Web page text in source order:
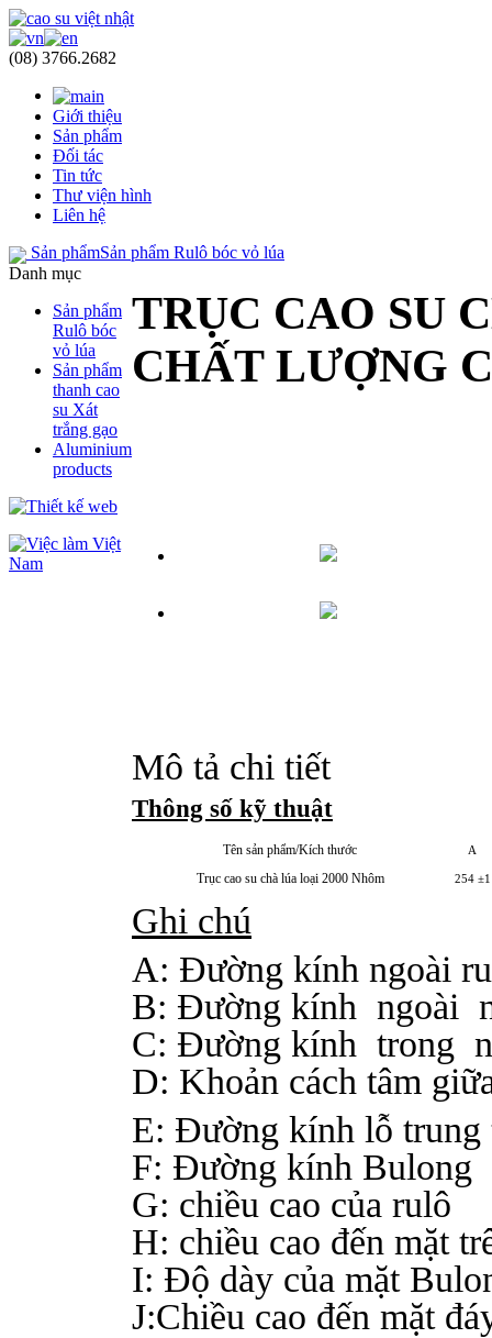
(08) 3766.2682
Giới thiệu
Sản phẩm
Đối tác
Tin tức
Thư viện hình
Liên hệ
Sản phẩmSản phẩm Rulô bóc vỏ lúa
Danh mục
Sản phẩm
Rulô bóc
vỏ lúa
Sản phẩm
thanh cao
su Xát
trắng gạo
Aluminium
products
TRỤC CAO SU
CHẤT LƯỢNG
Mô tả chi tiết
Thông số kỹ thuật
Tên sản phẩm/Kích thước A
Trục cao su chà lúa loại 2000 Nhôm 254 ±1
Ghi chú
A: Đường kính ngoài
B: Đường kính ngoài
C: Đường kính trong
D: Khoản cách tâm
E: Đường kính lỗ trung
F: Đường kính Bulong
G: chiều cao của rulô
H: chiều cao đến mặt
I: Độ dày của mặt
J:Chiều cao đến mặt